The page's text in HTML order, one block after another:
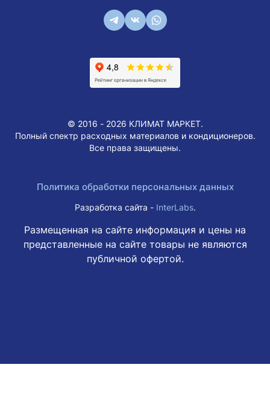
© 2016 - 2026 КЛИМАТ МАРКЕТ.
Полный спектр расходных материалов и кондиционеров.
Все права защищены.
Политика обработки персональных данных
Разработка сайта - InterLabs.
Размещенная на сайте информация и цены на
представленные на сайте товары не являются
публичной офертой.